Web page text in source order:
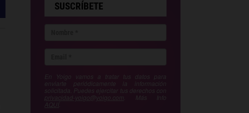
SUSCRÍBETE
En Yoigo vamos a tratar tus datos para
enviarte periódicamente la información
solicitada. Puedes ejercitar tus derechos con
privacidad-yoigo@yoigo.com . Más Info
AQUÍ